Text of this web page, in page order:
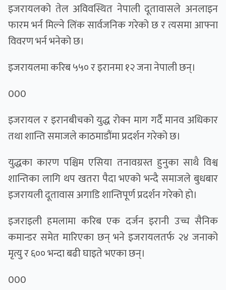
इजरायलको तेल अविवस्थित नेपाली दूतावासले अनलाइन
फारम भर्न मिल्ने लिंक सार्वजनिक गरेको छ र त्यसमा आफ्ना
विवरण भर्न भनेको छ।
इजरायलमा करिब ५५० र इरानमा १२ जना नेपाली छन्।
000
इजरायल र इरानबीचको युद्ध रोक्न माग गर्दै मानव अधिकार
तथा शान्ति समाजले काठमाडौंमा प्रदर्शन गरेको छ।
युद्धका कारण पश्चिम एसिया तनावग्रस्त हुनुका साथै विश्व
शान्तिका लागि थप खतरा पैदा भएको भन्दै समाजले बुधबार
इजरायली दूतावास अगाडि शान्तिपूर्ण प्रदर्शन गरेकाे हाे।
इजराइली हमलामा करिब एक दर्जन इरानी उच्च सैनिक
कमान्डर समेत मारिएका छन् भने इजरायलतर्फ २४ जनाको
मृत्यु र ६०० भन्दा बढी घाइते भएका छन्।
000